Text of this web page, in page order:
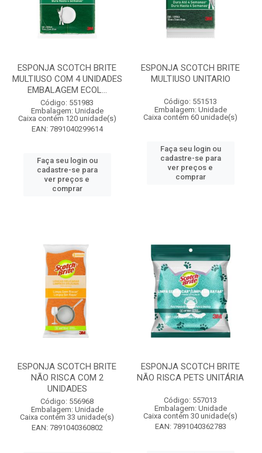
ESPONJA SCOTCH BRITE
MULTIUSO COM 4 UNIDADES
EMBALAGEM ECOL...
Código: 551983
Embalagem: Unidade
Caixa contém 120 unidade(s)
EAN: 7891040299614
Faça seu login ou
cadastre-se para
ver preços e
comprar
ESPONJA SCOTCH BRITE
MULTIUSO UNITARIO
Código: 551513
Embalagem: Unidade
Caixa contém 60 unidade(s)
Faça seu login ou
cadastre-se para
ver preços e
comprar
ESPONJA SCOTCH BRITE
NÃO RISCA COM 2
UNIDADES
Código: 556968
Embalagem: Unidade
Caixa contém 33 unidade(s)
EAN: 7891040360802
ESPONJA SCOTCH BRITE
NÃO RISCA PETS UNITÁRIA
Código: 557013
Embalagem: Unidade
Caixa contém 30 unidade(s)
EAN: 7891040362783